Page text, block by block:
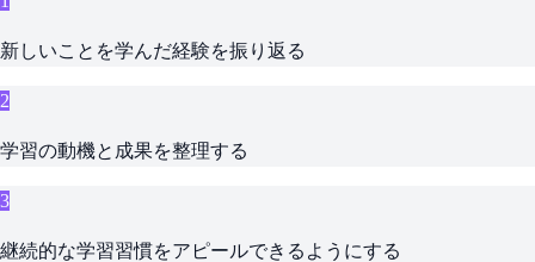
新しいことを学んだ経験を振り返る
2
学習の動機と成果を整理する
3
継続的な学習習慣をアピールできるようにする